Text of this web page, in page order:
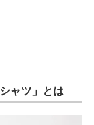
ャツ」とは